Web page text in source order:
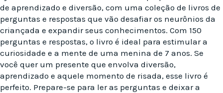
de aprendizado e diversão, com uma coleção de livros de
perguntas e respostas que vão desafiar os neurônios da
criançada e expandir seus conhecimentos. Com 150
perguntas e respostas, o livro é ideal para estimular a
curiosidade e a mente de uma menina de 7 anos. Se
você quer um presente que envolva diversão,
aprendizado e aquele momento de risada, esse livro é
perfeito. Prepare-se para ler as perguntas e deixar a